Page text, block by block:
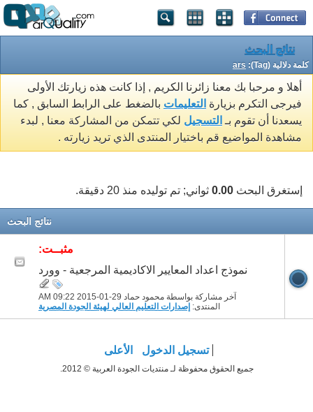
نتائج البحث
كلمة دلالية (Tag): ars
أهلا و مرحبا بك معنا زائرنا الكريم , إذا كانت هذه زيارتك الأولى
فيرجى التكرم بزيارة التعليمات بالضغط على الرابط السابق , كما
يسعدنا أن تقوم بـ التسجيل لكي تتمكن من المشاركة معنا , لبدء
مشاهدة المواضيع قم باختيار المنتدى الذي تريد زيارته .
إستغرق البحث 0.00 ثواني; تم توليده منذ 20 دقيقة.
نتائج البحث
مثبــت:
نموذج اعداد المعايير الاكاديمية المرجعية - وورد
آخر مشاركة بواسطة محمود حماد 29-01-2015
09:22 AM
المنتدى: إصدارات التعليم العالي لهيئة الجودة المصرية
تسجيل الدخول الأعلى
جميع الحقوق محفوظة لـ منتديات الجودة العربية © 2012.